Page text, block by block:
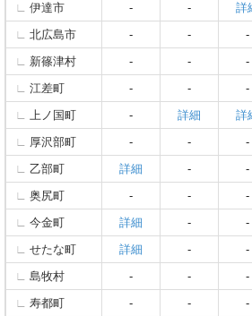
伊達市
- - 詳
北広島市
- - -
新篠津村
- - -
江差町
- - -
上ノ国町
- 詳細 詳
厚沢部町
- - -
乙部町
詳細 - -
奥尻町
- - -
今金町
詳細 - -
せたな町
詳細 - -
島牧村
- - -
寿都町
- - -